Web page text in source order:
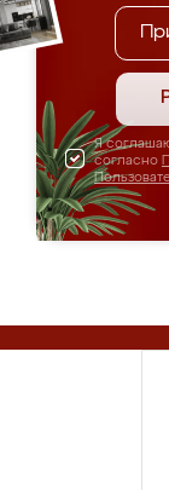
Я
согласно